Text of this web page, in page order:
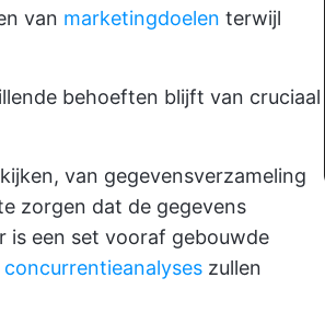
van marketingdoelen terwijl
behoeften blijft van cruciaal
van gegevensverzameling
zorgen dat de gegevens
is een set vooraf gebouwde
zullen